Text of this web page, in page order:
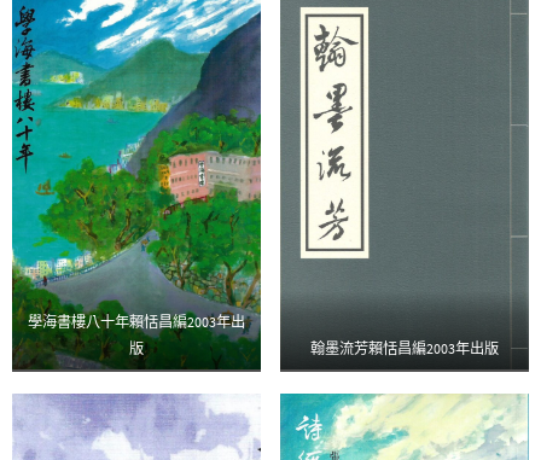
學海書樓八十年賴恬昌編2003年出
版
翰墨流芳賴恬昌編2003年出版